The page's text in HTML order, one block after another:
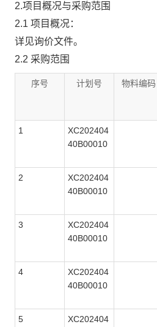
2.项目概况与采购范围
2.1 项目概况：
详见询价文件。
2.2 采购范围
序号 计划号 物料编码
1
XC202404
40B00010
2
XC202404
40B00010
3
XC202404
40B00010
4
XC202404
40B00010
5
XC202404